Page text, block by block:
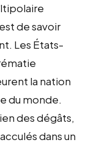
de savoir
Les États-
la nation
du monde.
des dégâts,
dans un